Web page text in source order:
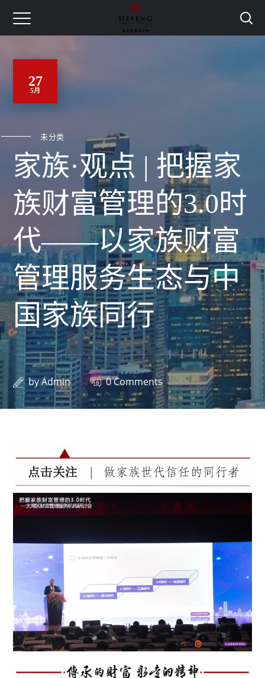
27
5月
未分类
家族·观点 | 把握家
族财富管理的3.0时
代——以家族财富
管理服务生态与中
国家族同行
byAdmin 0 Comments